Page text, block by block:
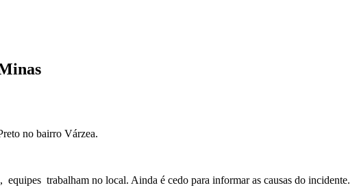
no bairro Várzea.
trabalham no local. Ainda é cedo para informar as causas do incidente.